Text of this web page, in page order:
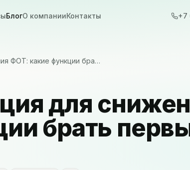
БлогО компанииКонтакты +7
ФОТ: какие функции бра…
для
брать